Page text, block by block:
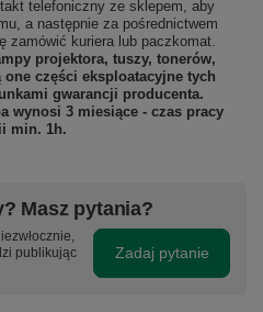
telefoniczny ze sklepem, aby
a następnie za pośrednictwem
zamówić kuriera lub paczkomat.
projektora, tuszy, tonerów,
części eksploatacyjne tych
gwarancji producenta.
wynosi 3 miesiące - czas pracy
min. 1h.
Masz pytania?
publikując
Zadaj pytanie